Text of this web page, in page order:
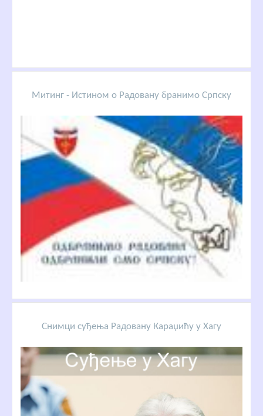
Митинг - Истином о Радовану бранимо Српску
Снимци суђења Радовану Караџићу у Хагу